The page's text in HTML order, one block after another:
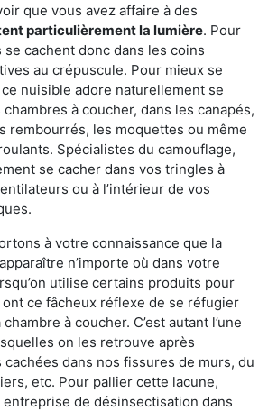
que vous avez affaire à des
particulièrement la lumière. Pour
se cachent donc dans les coins
au crépuscule. Pour mieux se
nuisible adore naturellement se
à coucher, dans les canapés,
rembourrés, les moquettes ou même
Spécialistes du camouflage,
se cacher dans vos tringles à
ou à l’intérieur de vos
à votre connaissance que la
n’importe où dans votre
utilise certains produits pour
ce fâcheux réflexe de se réfugier
à coucher. C’est autant l’une
on les retrouve après
dans nos fissures de murs, du
etc. Pour pallier cette lacune,
de désinsectisation dans